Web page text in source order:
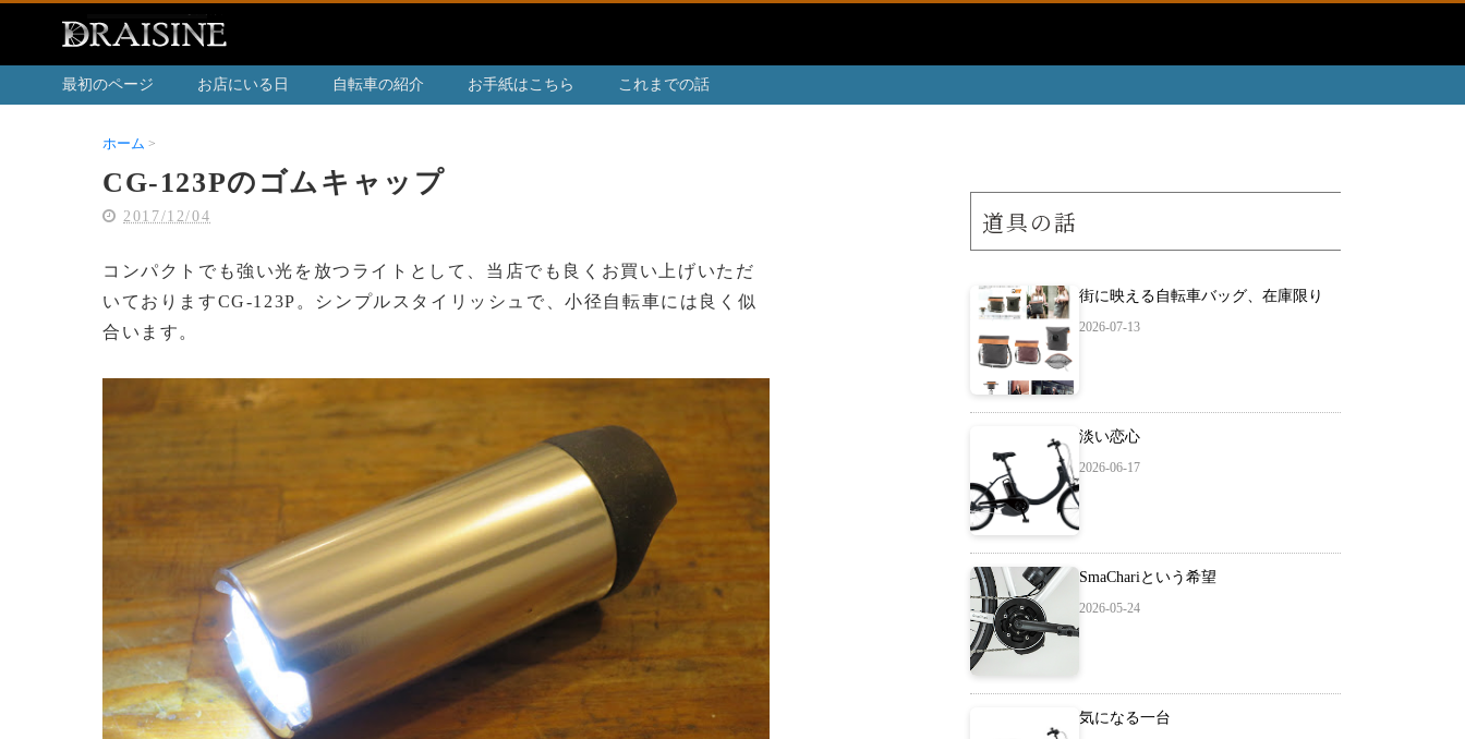
最初のページ お店にいる日 自転車の紹介 お手紙はこちら これまでの話
ホーム
CG-123Pのゴムキャップ
2017/12/04
コンパクトでも強い光を放つライトとして、当店でも良くお買い上げいただ
いておりますCG-123P。シンプルスタイリッシュで、小径自転車には良く似
合います。
道具の話
街に映える自転車バッグ、在庫限り
2026-07-13
淡い恋心
2026-06-17
SmaChariという希望
2026-05-24
気になる一台